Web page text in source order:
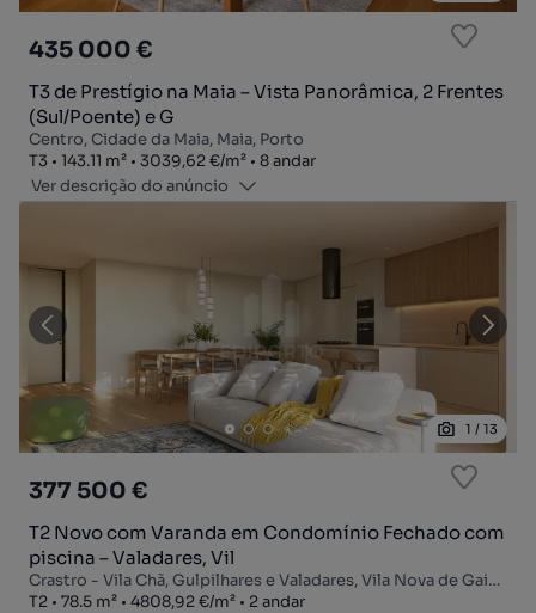
435 000 €
T3 de Prestígio na Maia – Vista Panorâmica, 2 Frentes
(Sul/Poente) e G
Centro, Cidade da Maia, Maia, Porto
Tipologia
T3
Zona143.11 m²
Preço por metro quadrado
3039,62 €/m²
Andar
8 andar
Ver descrição do anúncio
1 / 13
377 500 €
T2 Novo com Varanda em Condomínio Fechado com
piscina – Valadares, Vil
Crastro - Vila Chã, Gulpilhares e Valadares, Vila Nova de Gaia, Porto
Tipologia
T2
Zona78.5 m²
Preço por metro quadrado
4808,92 €/m²
Andar
2 andar